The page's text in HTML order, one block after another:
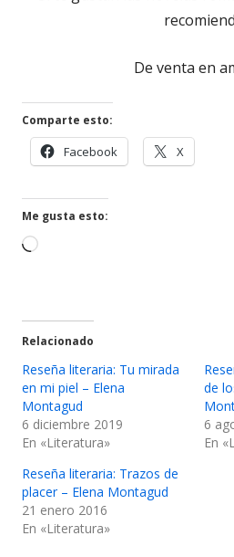
De venta en
Comparte esto:
Facebook
en
X
en
Me gusta esto:
Cargando...
Relacionado
Reseña literaria: Tu mirada
en mi piel – Elena
Montagud
6 diciembre 2019
En «Literatura»
de
6
En
Reseña literaria: Trazos de
placer – Elena Montagud
21 enero 2016
En «Literatura»